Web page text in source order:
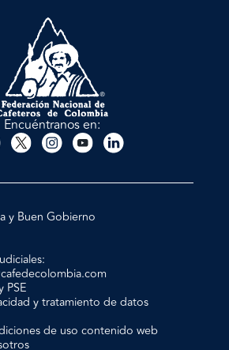
Encuéntranos en:
y Buen Gobierno
PSE
y tratamiento de datos
de uso contenido web